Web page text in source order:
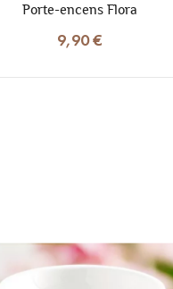
Porte-encens Flora
9,90 €